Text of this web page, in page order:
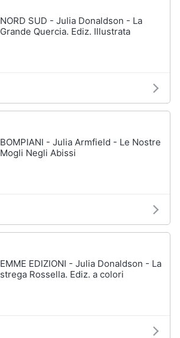
NORD SUD - Julia Donaldson - La
Grande Quercia. Ediz. Illustrata
BOMPIANI - Julia Armfield - Le Nostre
Mogli Negli Abissi
EMME EDIZIONI - Julia Donaldson - La
strega Rossella. Ediz. a colori